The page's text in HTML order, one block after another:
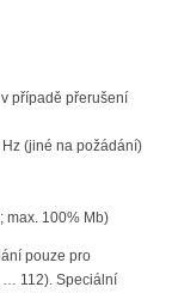
případě přerušení
(jiné na požádání)
max. 100% Mb)
pouze pro
… 112). Speciální